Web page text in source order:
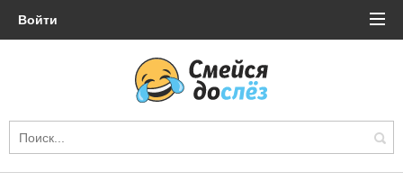
Войти